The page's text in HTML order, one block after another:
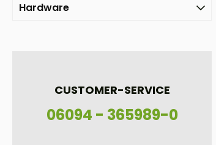
Hardware
CUSTOMER-SERVICE
06094 - 365989-0